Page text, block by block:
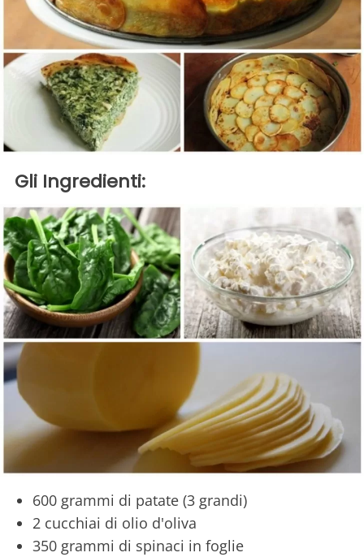
Gli Ingredienti:
600 grammi di patate (3 grandi)
2 cucchiai di olio d'oliva
350 grammi di spinaci in foglie